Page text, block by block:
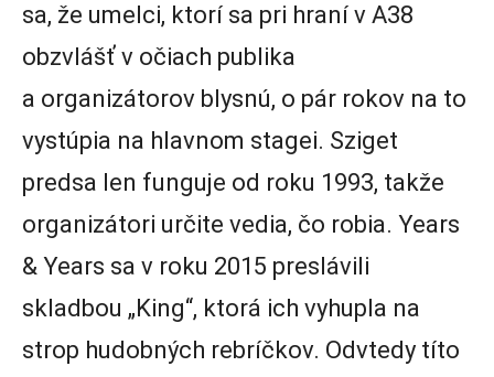
sa, že umelci, ktorí sa pri hraní v A38
obzvlášť v očiach publika
a organizátorov blysnú, o pár rokov na to
vystúpia na hlavnom stagei. Sziget
predsa len funguje od roku 1993, takže
organizátori určite vedia, čo robia. Years
& Years sa v roku 2015 preslávili
skladbou „King“, ktorá ich vyhupla na
strop hudobných rebríčkov. Odvtedy títo